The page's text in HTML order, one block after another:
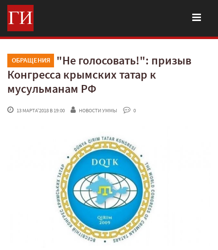
ОБРАЩЕНИЯ
"Не голосовать!": призыв
Конгресса крымских татар к
мусульманам РФ
13 МАРТА'2018 В 19:00 НОВОСТИ УММЫ 0